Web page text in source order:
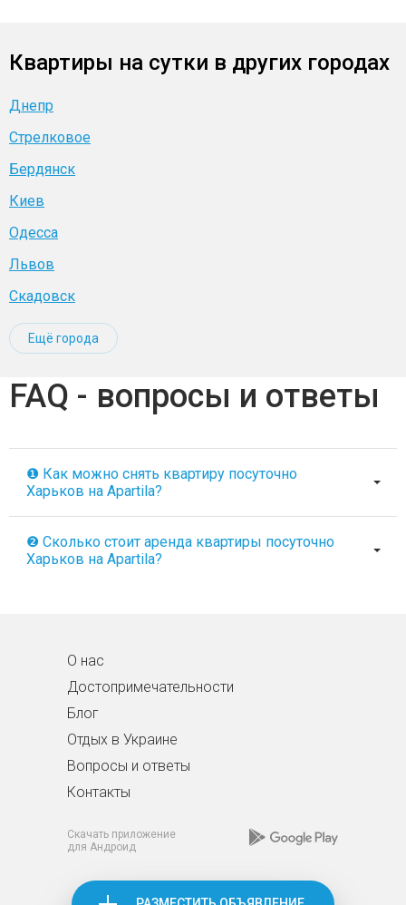
Квартиры на сутки в других городах
Днепр
Стрелковое
Бердянск
Киев
Одесса
Львов
Скадовск
Ещё города
FAQ - вопросы и ответы
❶ Как можно снять квартиру посуточно
Харьков на Apartila?
❷ Сколько стоит аренда квартиры посуточно
Харьков на Apartila?
О нас
Достопримечательности
Блог
Отдых в Украине
Вопросы и ответы
Контакты
Скачать приложение
для Андроид